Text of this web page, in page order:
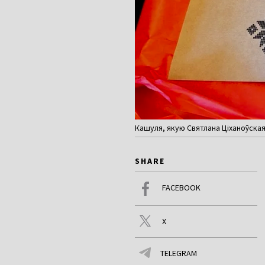
Кашуля, якую Святлана
SHARE
FACEBOOK
X
TELEGRAM